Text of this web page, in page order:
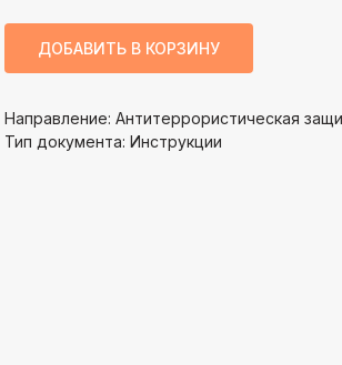
ДОБАВИТЬ В КОРЗИНУ
Направление: Антитеррористическая
Тип документа: Инструкции